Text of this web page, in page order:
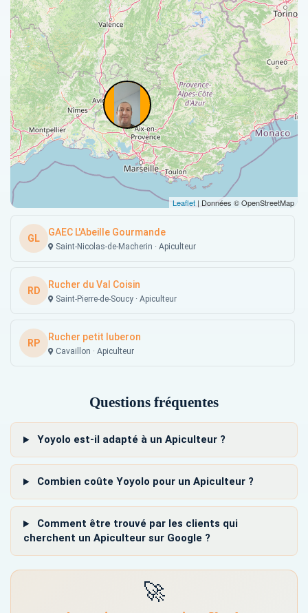
Leaflet | Données © OpenStreetMap
GL
GAEC L'Abeille Gourmande
Saint-Nicolas-de-Macherin · Apiculteur
RD
Rucher du Val Coisin
Saint-Pierre-de-Soucy · Apiculteur
RP
Rucher petit luberon
Cavaillon · Apiculteur
Questions fréquentes
Yoyolo est-il adapté à un Apiculteur ?
Combien coûte Yoyolo pour un Apiculteur ?
Comment être trouvé par les clients qui
cherchent un Apiculteur sur Google ?
🚀